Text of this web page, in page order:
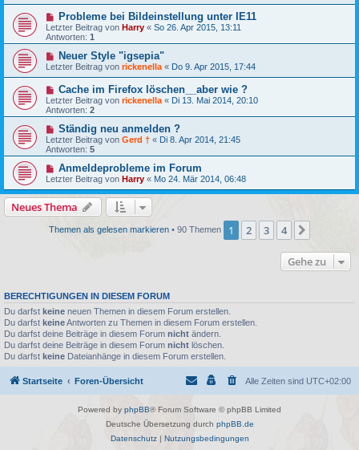
Probleme bei Bildeinstellung unter IE11
Letzter Beitrag von Harry « So 26. Apr 2015, 13:11
Antworten: 1
Neuer Style "igsepia"
Letzter Beitrag von rickenella « Do 9. Apr 2015, 17:44
Cache im Firefox löschen__aber wie ?
Letzter Beitrag von rickenella « Di 13. Mai 2014, 20:10
Antworten: 2
Ständig neu anmelden ?
Letzter Beitrag von Gerd † « Di 8. Apr 2014, 21:45
Antworten: 5
Anmeldeprobleme im Forum
Letzter Beitrag von Harry « Mo 24. Mär 2014, 06:48
Neues Thema
Themen als gelesen markieren • 90 Themen 1 2 3 4
Gehe zu
BERECHTIGUNGEN IN DIESEM FORUM
Du darfst keine neuen Themen in diesem Forum erstellen.
Du darfst keineAntworten zu Themen in diesem Forum erstellen.
Du darfst deine Beiträge in diesem Forum nicht ändern.
Du darfst deine Beiträge in diesem Forum nicht löschen.
Du darfst keine Dateianhänge in diesem Forum erstellen.
Startseite Foren-Übersicht Alle Zeiten sind UTC+02:00
Powered by phpBB® Forum Software © phpBB Limited
Deutsche Übersetzung durch phpBB.de
Datenschutz| Nutzungsbedingungen